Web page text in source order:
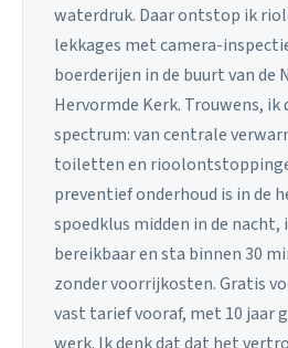
waterdruk. Daar ontstop ik
lekkages met camera-
boerderijen in de buurt van de
Hervormde Kerk. Trouwens,
spectrum: van centrale
toiletten en
preventief onderhoud is in de
spoedklus midden in de nacht,
bereikbaar en sta binnen 30
zonder voorrijkosten. Gratis
vast tarief vooraf, met 10 jaar